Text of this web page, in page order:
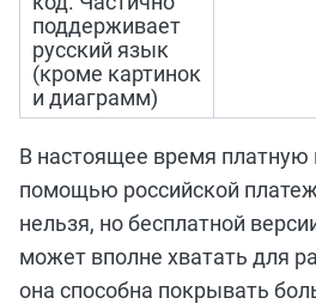
поддерживает
русский язык
(кроме картинок
и диаграмм)
В настоящее время платную
помощью российской
нельзя, но бесплатной
может вполне хватать для
она способна покрывать